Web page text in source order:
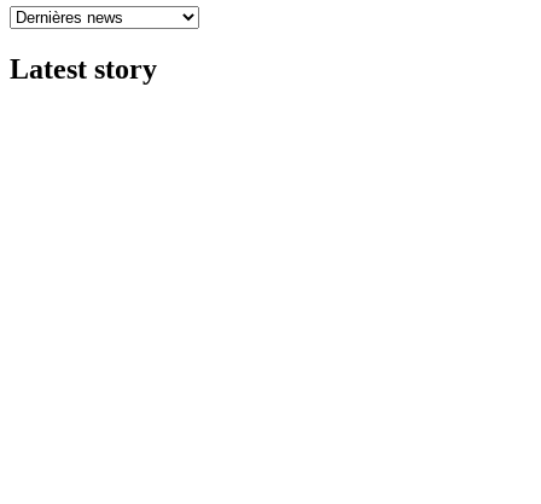
Latest story